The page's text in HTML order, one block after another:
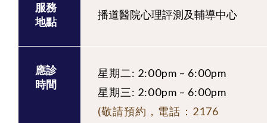
服務
地點
播道醫院心理評測及輔導中心
應診
時間
星期二: 2:00pm – 6:00pm
星期三: 2:00pm – 6:00pm
(敬請預約，電話：2176